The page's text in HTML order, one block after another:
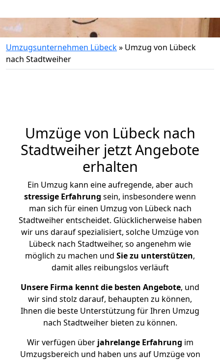
Umzugsunternehmen Lübeck» Umzug von Lübeck
nach Stadtweiher
Umzüge von Lübeck nach
Stadtweiher jetzt Angebote
erhalten
Ein Umzug kann eine aufregende, aber auch
stressige Erfahrung sein, insbesondere wenn
man sich für einen Umzug von Lübeck nach
Stadtweiher entscheidet. Glücklicherweise haben
wir uns darauf spezialisiert, solche Umzüge von
Lübeck nach Stadtweiher, so angenehm wie
möglich zu machen und Sie zu unterstützen,
damit alles reibungslos verläuft
Unsere Firma kennt die besten Angebote, und
wir sind stolz darauf, behaupten zu können,
Ihnen die beste Unterstützung für Ihren Umzug
nach Stadtweiher bieten zu können.
Wir verfügen überjahrelange Erfahrung im
Umzugsbereich und haben uns auf Umzüge von